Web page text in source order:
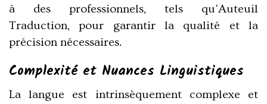
à des professionnels, tels qu'Auteuil
Traduction, pour garantir la qualité et la
précision nécessaires.
Complexité et Nuances Linguistiques
La langue est intrinsèquement complexe et